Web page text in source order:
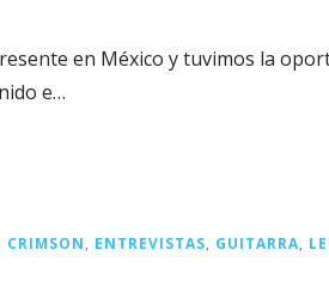
en México y tuvimos la
e…
CRIMSON ENTREVISTAS GUITARRA